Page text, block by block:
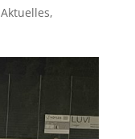
Aktuelles,